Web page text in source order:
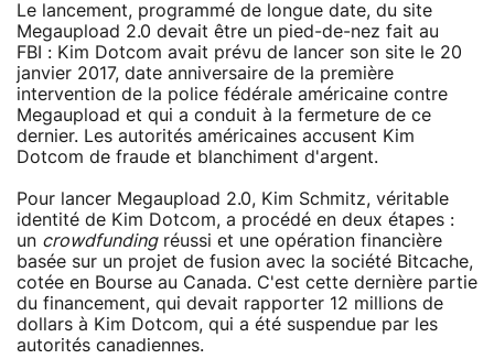
Le lancement, programmé de longue date, du site
Megaupload 2.0 devait être un pied-de-nez fait au
FBI : Kim Dotcom avait prévu de lancer son site le 20
janvier 2017, date anniversaire de la première
intervention de la police fédérale américaine contre
Megaupload et qui a conduit à la fermeture de ce
dernier. Les autorités américaines accusent Kim
Dotcom de fraude et blanchiment d'argent.
Pour lancer Megaupload 2.0, Kim Schmitz, véritable
identité de Kim Dotcom, a procédé en deux étapes :
un crowdfundingréussi et une opération financière
basée sur un projet de fusion avec la société Bitcache,
cotée en Bourse au Canada. C'est cette dernière partie
du financement, qui devait rapporter 12 millions de
dollars à Kim Dotcom, qui a été suspendue par les
autorités canadiennes.